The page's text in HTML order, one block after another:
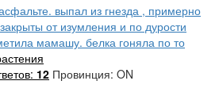
выпал из гнезда , примерно
от изумления и по дурости
мамашу. белка гоняла по то
12 Провинция: ON